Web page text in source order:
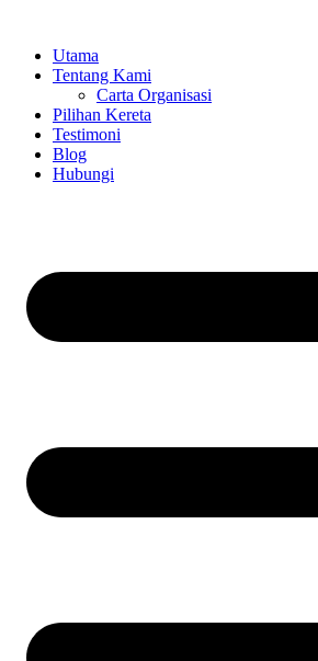
contentUtama
Tentang Kami
Carta Organisasi
Pilihan Kereta
Testimoni
Blog
Hubungi